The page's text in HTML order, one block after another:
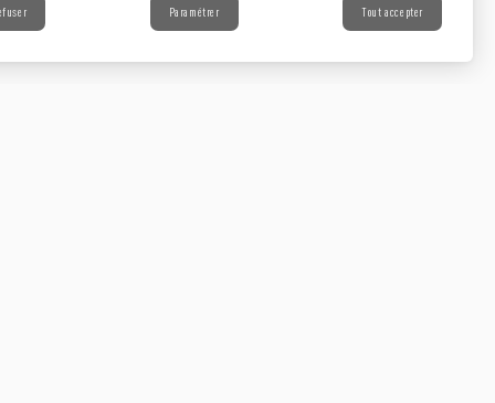
Contact
Paramétrer Tout accepter